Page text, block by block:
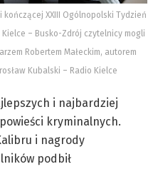
XXIII Ogólnopolski Tydzień
– Busko-Zdrój czytelnicy mogli
Robertem Małeckim, autorem
Kubalski – Radio Kielce
i najbardziej
kryminalnych.
i nagrody
podbił